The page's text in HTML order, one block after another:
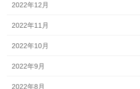
2022年12月
2022年11月
2022年10月
2022年9月
2022年8月